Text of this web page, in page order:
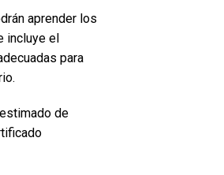
aprender los
incluye el
para
de